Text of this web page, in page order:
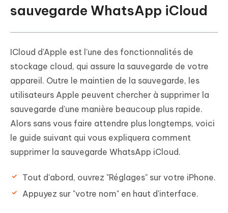
sauvegarde WhatsApp iCloud
ICloud d'Apple est l'une des fonctionnalités de
stockage cloud, qui assure la sauvegarde de votre
appareil. Outre le maintien de la sauvegarde, les
utilisateurs Apple peuvent chercher à supprimer la
sauvegarde d'une manière beaucoup plus rapide.
Alors sans vous faire attendre plus longtemps, voici
le guide suivant qui vous expliquera comment
supprimer la sauvegarde WhatsApp iCloud.
Tout d'abord, ouvrez "Réglages" sur votre iPhone.
Appuyez sur "votre nom" en haut d'interface.